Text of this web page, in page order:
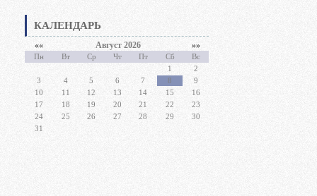
КАЛЕНДАРЬ
«« Август 2026 »»
Пн Вт Ср Чт Пт Сб
Вс
1
2
3
4 5 6 7 8
9
10
11 12 13 14 15
16
17
18 19 20 21 22
23
24
25 26 27 28 29
30
31